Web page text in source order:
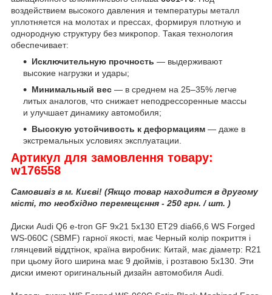
воздействием высокого давления и температуры металл
уплотняется на молотах и прессах, формируя плотную и
однородную структуру без микропор. Такая технология
обеспечивает:
Исключительную прочность — выдерживают
высокие нагрузки и удары;
Минимальный вес — в среднем на 25–35% легче
литых аналогов, что снижает неподрессоренные массы
и улучшает динамику автомобиля;
Высокую устойчивость к деформациям — даже в
экстремальных условиях эксплуатации.
Артикул для замовлення товару:
w176558
Самовивіз в м. Києві! (Якщо товар находится в другому
місті, то необхідно перемещєння - 250 грн. / шт. )
Диски Audi Q6 e-tron GF 9x21 5x130 ET29 dia66,6 WS Forged
WS-060C (SBMF) гарної якості, має Черный колір покриття і
глянцевий віддтінок, країна виробник: Китай, має діаметр: R21
при цьому його ширина має 9 дюймів, і розтавою 5x130. Эти
диски имеют оригинальный дизайн автомобиля Audi.